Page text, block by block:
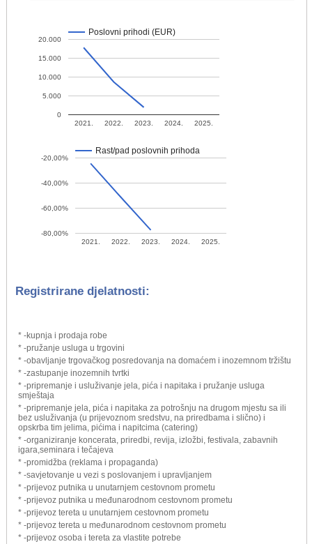
Poslovni prihodi (EUR)
2021. 2022. 2023. 2024. 2025.
0
5.000
10.000
15.000
20.000
Rast/pad poslovnih prihoda
2021. 2022. 2023. 2024. 2025.
-80,00%
-60,00%
-40,00%
-20,00%
Registrirane djelatnosti:
* -kupnja i prodaja robe
* -pružanje usluga u trgovini
* -obavljanje trgovačkog posredovanja na domaćem i inozemnom tržištu
* -zastupanje inozemnih tvrtki
* -pripremanje i usluživanje jela, pića i napitaka i pružanje usluga
smještaja
* -pripremanje jela, pića i napitaka za potrošnju na drugom mjestu sa ili
bez usluživanja (u prijevoznom sredstvu, na priredbama i slično) i
opskrba tim jelima, pićima i napitcima (catering)
* -organiziranje koncerata, priredbi, revija, izložbi, festivala, zabavnih
igara,seminara i tečajeva
* -promidžba (reklama i propaganda)
* -savjetovanje u vezi s poslovanjem i upravljanjem
* -prijevoz putnika u unutarnjem cestovnom prometu
* -prijevoz putnika u međunarodnom cestovnom prometu
* -prijevoz tereta u unutarnjem cestovnom prometu
* -prijevoz tereta u međunarodnom cestovnom prometu
* -prijevoz osoba i tereta za vlastite potrebe